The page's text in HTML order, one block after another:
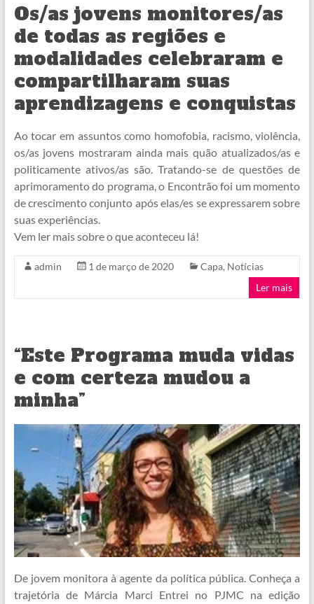
Os/as jovens monitores/as
de todas as regiões e
modalidades celebraram e
compartilharam suas
aprendizagens e conquistas
Ao tocar em assuntos como homofobia, racismo, violência,
os/as jovens mostraram ainda mais quão atualizados/as e
politicamente ativos/as são. Tratando-se de questões de
aprimoramento do programa, o Encontrão foi um momento
de crescimento conjunto após elas/es se expressarem sobre
suas experiências.
Vem ler mais sobre o que aconteceu lá!
admin 1 de março de 2020 Capa, Notícias
Ler mais
“Este Programa muda vidas
e com certeza mudou a
minha”
De jovem monitora à agente da política pública. Conheça a
trajetória de Márcia Marci Entrei no PJMC na edição